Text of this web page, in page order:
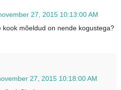
27, 2015 10:13:00 AM
kook mõeldud on nende kogustega?
27, 2015 10:18:00 AM